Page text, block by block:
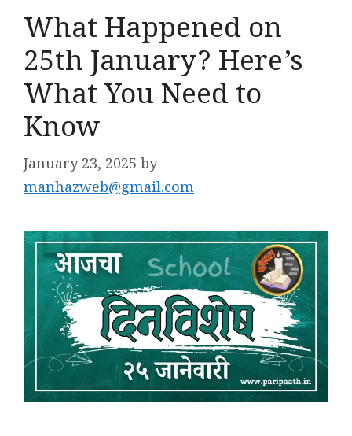
What Happened on
25th January? Here’s
What You Need to
Know
January 23, 2025 by
manhazweb@gmail.com